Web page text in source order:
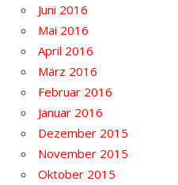
Juni 2016
Mai 2016
April 2016
März 2016
Februar 2016
Januar 2016
Dezember 2015
November 2015
Oktober 2015